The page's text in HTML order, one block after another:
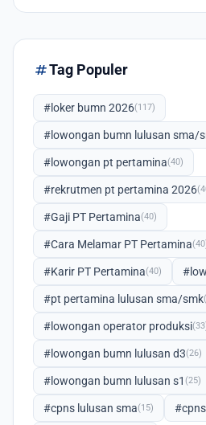
tagTag Populer
#loker bumn 2026(117)
#lowongan bumn lulusan sma/
#lowongan pt pertamina(40)
#rekrutmen pt pertamina 2026
#Gaji PT Pertamina(40)
#Cara Melamar PT Pertamina
#Karir PT Pertamina(40)
#pt pertamina lulusan sma/smk
#lowongan operator produksi
#lowongan bumn lulusan d3(26)
#lowongan bumn lulusan s1 (25)
#cpns lulusan sma(15)